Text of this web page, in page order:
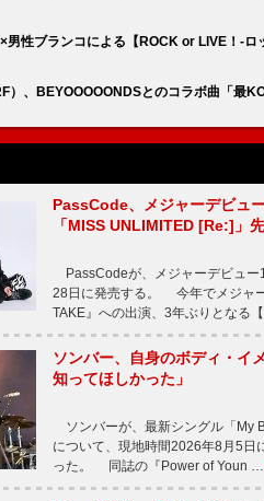
男性ブランコによる【ROCK or LIVE！-ロ
）、BEYOOOOONDSとのコラボ曲「最
PassCode、メジャーデビュ
「MISS UNLIMITED [Re:]」
PassCodeが、メジャーデビュー
28日に発売する。 今年でメジャ
TAKE』への出演、3年ぶりとなる
ソンバー、自身のボディ・イ
知ってほしかった」
ソンバーが、最新シングル「My
について、現地時間2026年8月5日
った。 同誌の『Power of Youn …